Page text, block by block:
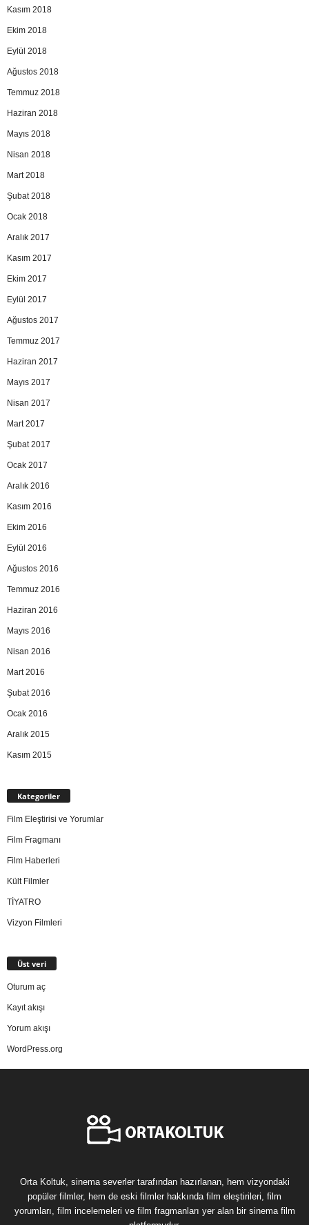
Kasım 2018
Ekim 2018
Eylül 2018
Ağustos 2018
Temmuz 2018
Haziran 2018
Mayıs 2018
Nisan 2018
Mart 2018
Şubat 2018
Ocak 2018
Aralık 2017
Kasım 2017
Ekim 2017
Eylül 2017
Ağustos 2017
Temmuz 2017
Haziran 2017
Mayıs 2017
Nisan 2017
Mart 2017
Şubat 2017
Ocak 2017
Aralık 2016
Kasım 2016
Ekim 2016
Eylül 2016
Ağustos 2016
Temmuz 2016
Haziran 2016
Mayıs 2016
Nisan 2016
Mart 2016
Şubat 2016
Ocak 2016
Aralık 2015
Kasım 2015
Kategoriler
Film Eleştirisi ve Yorumlar
Film Fragmanı
Film Haberleri
Kült Filmler
TİYATRO
Vizyon Filmleri
Üst veri
Oturum aç
Kayıt akışı
Yorum akışı
WordPress.org
Orta Koltuk, sinema severler tarafından hazırlanan, hem vizyondaki
popüler filmler, hem de eski filmler hakkında film eleştirileri, film
yorumları, film incelemeleri ve film fragmanları yer alan bir sinema film